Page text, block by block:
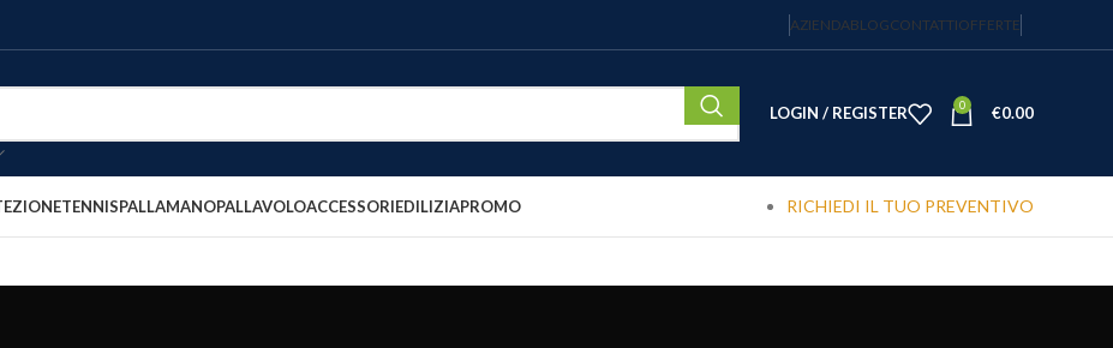
AZIENDABLOGCONTATTIOFFERTE
LOGIN / REGISTER 0 €0.00
TENNISPALLAMANOPALLAVOLOACCESSORIEDILIZIAPROMO RICHIEDI IL TUO PREVENTIVO